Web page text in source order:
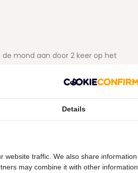
mond aan door 2 keer op het
en niet naspoelen met
direct aan op de beugel of
beugel, kunstgebit of
of het kunstgebit zoals
dagelijkse mondverzorging.
Details
website traffic. We also share information
may combine it with other information